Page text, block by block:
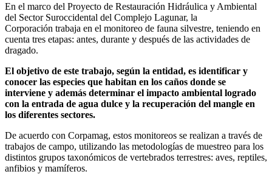
En el marco del Proyecto de Restauración Hidráulica y Ambiental
del Sector Suroccidental del Complejo Lagunar, la
Corporación trabaja en el monitoreo de fauna silvestre, teniendo en
cuenta tres etapas: antes, durante y después de las actividades de
dragado.
El objetivo de este trabajo, según la entidad, es identificar y
conocer las especies que habitan en los caños donde se
interviene y además determinar el impacto ambiental logrado
con la entrada de agua dulce y la recuperación del mangle en
los diferentes sectores.
De acuerdo con Corpamag, estos monitoreos se realizan a través de
trabajos de campo, utilizando las metodologías de muestreo para los
distintos grupos taxonómicos de vertebrados terrestres: aves, reptiles,
anfibios y mamíferos.